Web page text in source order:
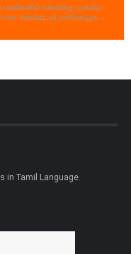
பணிகளில் கல்விக்கு முக்கிய
கல்வியுடன் நல்லொழுக...
in Tamil Language.